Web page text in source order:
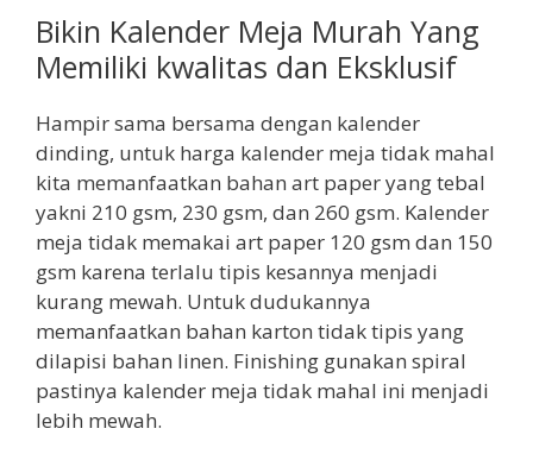
Bikin Kalender Meja Murah Yang
Memiliki kwalitas dan Eksklusif
Hampir sama bersama dengan kalender
dinding, untuk harga kalender meja tidak mahal
kita memanfaatkan bahan art paper yang tebal
yakni 210 gsm, 230 gsm, dan 260 gsm. Kalender
meja tidak memakai art paper 120 gsm dan 150
gsm karena terlalu tipis kesannya menjadi
kurang mewah. Untuk dudukannya
memanfaatkan bahan karton tidak tipis yang
dilapisi bahan linen. Finishing gunakan spiral
pastinya kalender meja tidak mahal ini menjadi
lebih mewah.